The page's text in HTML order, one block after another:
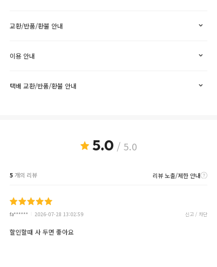
교환/반품/환불 안내
이용 안내
택배 교환/반품/환불 안내
5.0 / 5.0
5 개의 리뷰 리뷰 노출/제한 안내
fa****** 2026-07-28 13:02:59 신고 / 차단
할인할때 사 두면 좋아요